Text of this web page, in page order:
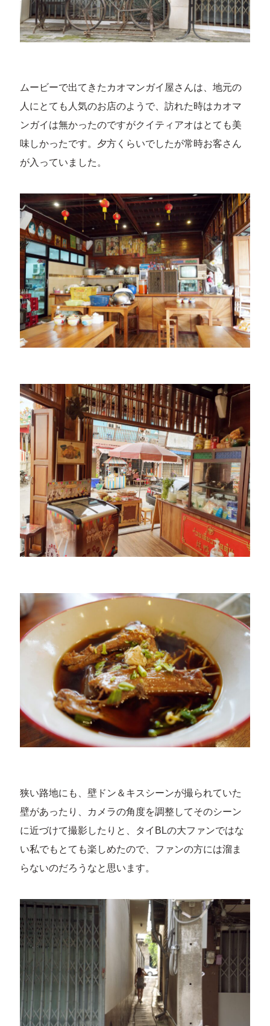
ムービーで出てきたカオマンガイ屋さんは、地元の
人にとても人気のお店のようで、訪れた時はカオマ
ンガイは無かったのですがクイティアオはとても美
味しかったです。夕方くらいでしたが常時お客さん
が入っていました。
狭い路地にも、壁ドン＆キスシーンが撮られていた
壁があったり、カメラの角度を調整してそのシーン
に近づけて撮影したりと、タイBLの大ファンではな
い私でもとても楽しめたので、ファンの方には溜ま
らないのだろうなと思います。